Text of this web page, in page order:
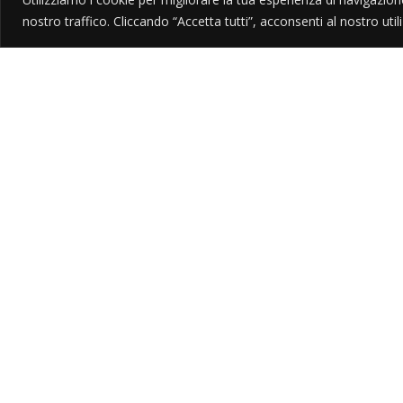
nostro traffico. Cliccando “Accetta tutti”, acconsenti al nostro